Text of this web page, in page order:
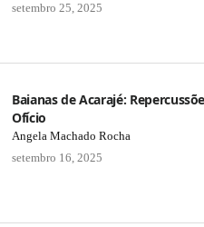
setembro 25, 2025
Baianas de Acarajé:
Ofício
Angela Machado Rocha
setembro 16, 2025